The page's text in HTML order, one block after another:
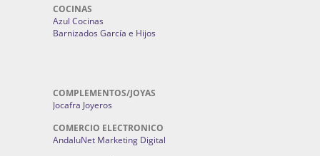
COCINAS
Azul Cocinas
Barnizados García e Hijos
COMPLEMENTOS/JOYAS
Jocafra Joyeros
COMERCIO ELECTRONICO
AndaluNet Marketing Digital